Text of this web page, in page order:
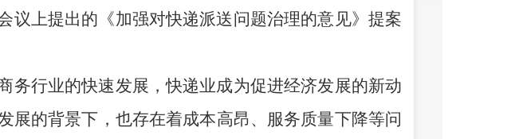
议上提出的《加强对快递派送问题治理的意见》 提案
务行业的快速发展，快递业成为促进经济发展的新动
展的背景下，也存在着成本高昂、服务质量下降等问